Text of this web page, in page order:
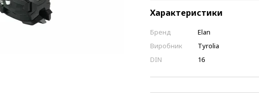
Характеристики
Бренд
Elan
Виробник
Tyrolia
DIN
16